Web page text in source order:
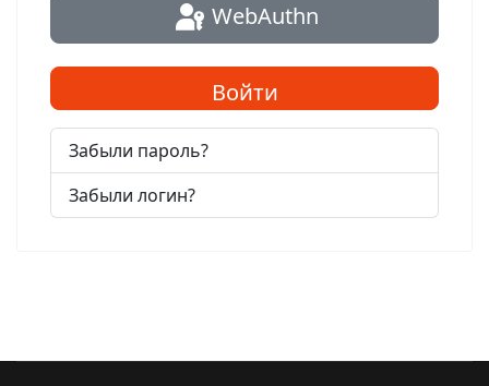
WebAuthn
Войти
Забыли пароль?
Забыли логин?